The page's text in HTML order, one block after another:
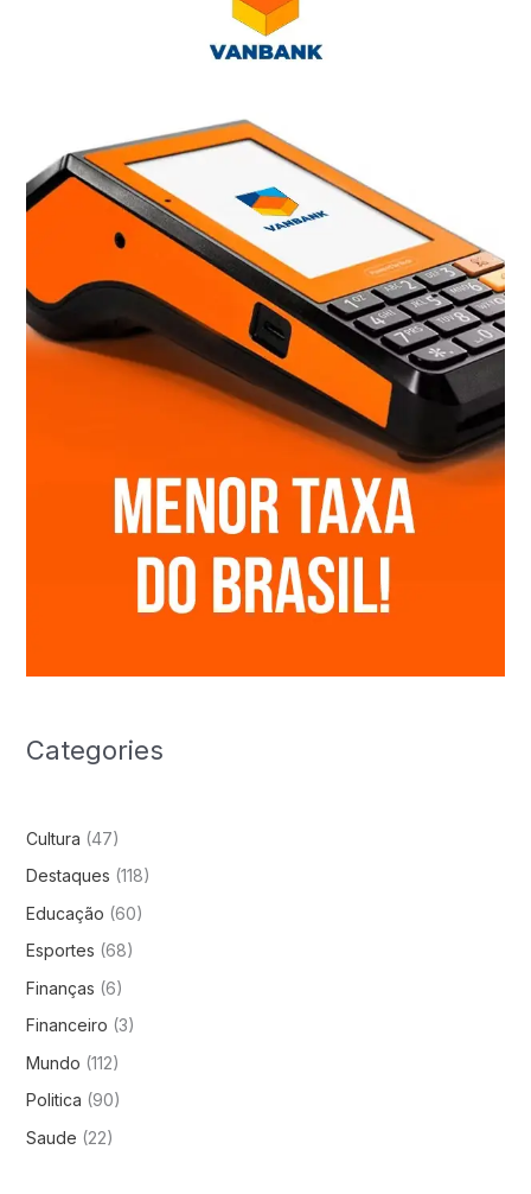
Categories
Cultura (47)
Destaques (118)
Educação (60)
Esportes (68)
Finanças (6)
Financeiro (3)
Mundo (112)
Politica (90)
Saude (22)